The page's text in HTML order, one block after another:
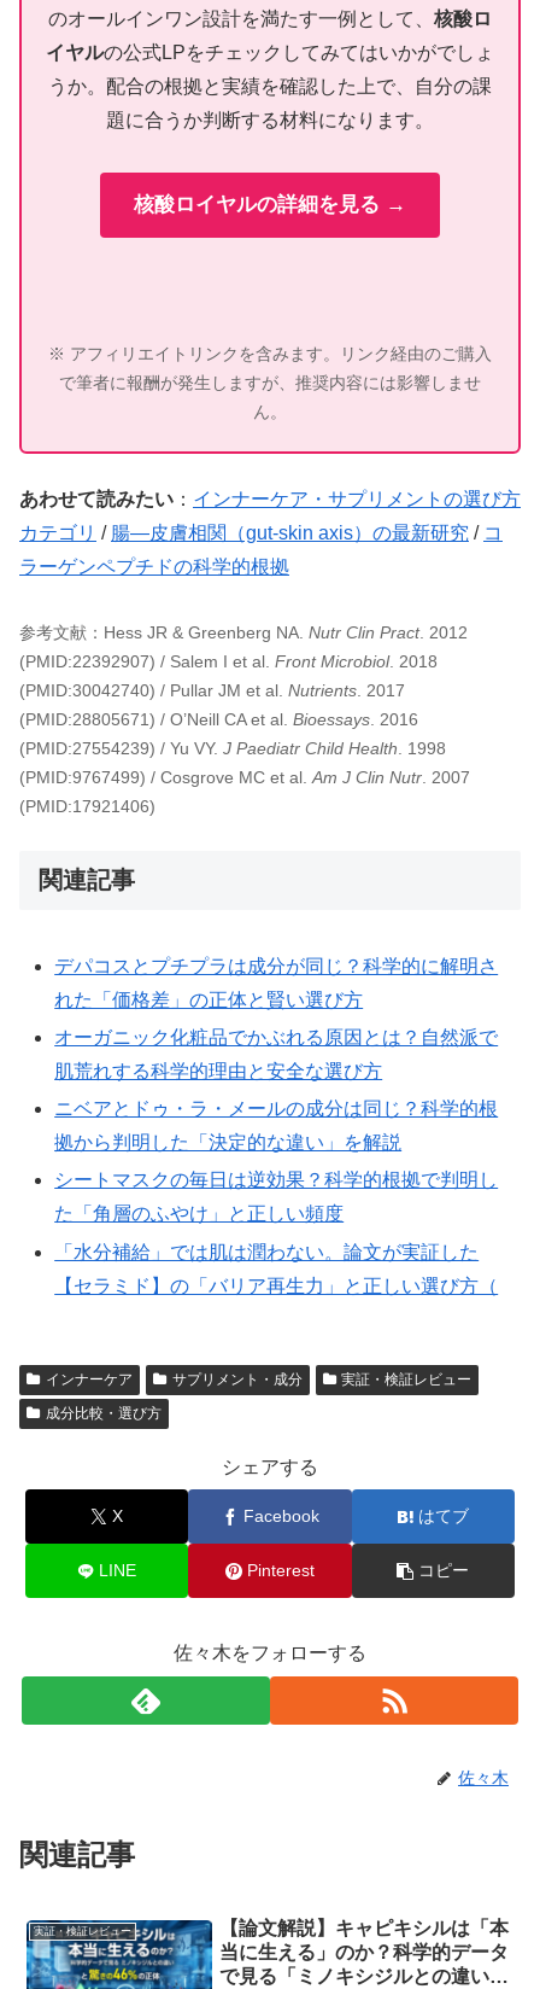
のオールインワン設計を満たす一例として、 核酸ロ
イヤルの公式LPをチェックしてみてはいかがでしょ
うか。配合の根拠と実績を確認した上で、自分の課
題に合うか判断する材料になります。
核酸ロイヤルの詳細を見る →
※ アフィリエイトリンクを含みます。リンク経由のご購入
で筆者に報酬が発生しますが、推奨内容には影響しませ
ん。
あわせて読みたい ： インナーケア・サプリメントの選び方
カテゴリ / 腸—皮膚相関（gut-skin axis）の最新研究 / コ
ラーゲンペプチドの科学的根拠
参考文献：Hess JR & Greenberg NA. Nutr Clin Pract. 2012
(PMID:22392907) / Salem I et al. Front Microbiol. 2018
(PMID:30042740) / Pullar JM et al. Nutrients. 2017
(PMID:28805671) / O’Neill CA et al. Bioessays. 2016
(PMID:27554239) / Yu VY. J Paediatr Child Health. 1998
(PMID:9767499) / Cosgrove MC et al.Am J Clin Nutr. 2007
(PMID:17921406)
関連記事
デパコスとプチプラは成分が同じ？科学的に解明さ
れた「価格差」の正体と賢い選び方
オーガニック化粧品でかぶれる原因とは？自然派で
肌荒れする科学的理由と安全な選び方
ニベアとドゥ・ラ・メールの成分は同じ？科学的根
拠から判明した「決定的な違い」を解説
シートマスクの毎日は逆効果？科学的根拠で判明し
た「角層のふやけ」と正しい頻度
「水分補給」では肌は潤わない。論文が実証した
【セラミド】の「バリア再生力」と正しい選び方（
インナーケア サプリメント・成分
実証・検証レビュー
成分比較・選び方
シェアする
X Facebook はてブ
LINE Pinterest コピー
佐々木をフォローする
佐々木
関連記事
実証・検証レビュー
【論文解説】キャピキシルは「本
当に生える」のか？科学的データ
で見る「ミノキシジルとの違い」